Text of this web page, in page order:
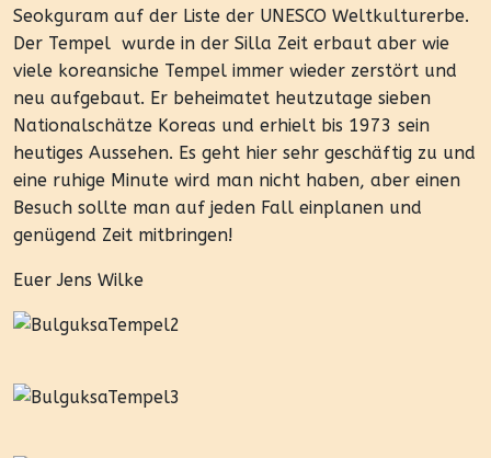
Seokguram auf der Liste der UNESCO Weltkulturerbe.
Der Tempel wurde in der Silla Zeit erbaut aber wie
viele koreansiche Tempel immer wieder zerstört und
neu aufgebaut. Er beheimatet heutzutage sieben
Nationalschätze Koreas und erhielt bis 1973 sein
heutiges Aussehen. Es geht hier sehr geschäftig zu und
eine ruhige Minute wird man nicht haben, aber einen
Besuch sollte man auf jeden Fall einplanen und
genügend Zeit mitbringen!
Euer Jens Wilke